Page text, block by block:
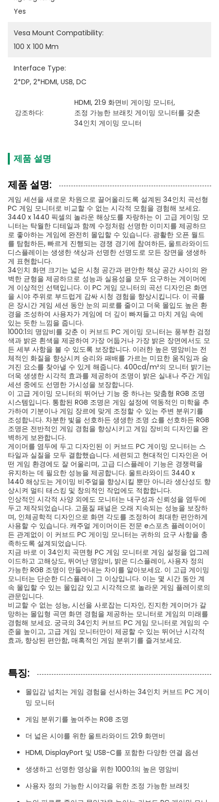
Yes
Vesa Mount Compatibility:
100 X 100 Mm
Interface Type:
2*DP, 2*HDMI, USB, DC
강조하다:
HDMI, 21:9 화면비 게이밍 모니터,
조정 가능한 브래킷 게이밍 모니터를 갖춘
34인치 게이밍 모니터
제품 설명
제품 설명:
게임 세션을 새로운 차원으로 끌어올리도록 설계된 34인치 곡선형
PC 게임 모니터로 비교할 수 없는 시각적 모험을 경험해 보세요.
3440 x 1440 픽셀의 놀라운 해상도를 자랑하는 이 고급 게이밍 모
니터는 탁월한 디테일과 함께 수정처럼 선명한 이미지를 제공하므
로 좋아하는 게임에 완전히 몰입할 수 있습니다. 광활한 오픈 월드
를 탐험하든, 빠르게 진행되는 경쟁 경기에 참여하든, 울트라와이드
디스플레이는 생생한 색상과 선명한 선명도로 모든 장면을 생생하
게 표현합니다.
34인치 화면 크기는 넓은 시청 공간과 편안한 책상 공간 사이의 완
벽한 균형을 제공하므로 성능과 실용성을 모두 요구하는 게이머에
게 이상적인 선택입니다. 이 PC 게임 모니터의 곡선 디자인은 화면
을 시야 주위로 부드럽게 감싸 시청 경험을 향상시킵니다. 이 곡률
은 장시간 게임 세션 동안 눈의 피로를 줄이고 더욱 몰입도 높은 환
경을 조성하여 사용자가 게임에 더 깊이 빠져들고 마치 게임 속에
있는 듯한 느낌을 줍니다.
1000:1의 명암비를 갖춘 이 커브드 PC 게이밍 모니터는 풍부한 검정
색과 밝은 흰색을 제공하여 가장 어둡거나 가장 밝은 장면에서도 모
든 세부 사항을 볼 수 있도록 보장합니다. 이러한 높은 명암비는 전
체적인 화질을 향상시켜 승리와 패배를 가르는 미묘한 움직임과 숨
겨진 요소를 찾아낼 수 있게 해줍니다. 400cd/m²의 모니터 밝기는
더욱 생생한 시각적 효과를 제공하여 조명이 밝은 실내나 주간 게임
세션 중에도 선명한 가시성을 보장합니다.
이 고급 게이밍 모니터의 뛰어난 기능 중 하나는 맞춤형 RGB 조명
시스템입니다. 통합된 RGB 조명은 게임 설정에 역동적인 미학을 추
가하여 기분이나 게임 장르에 맞게 조정할 수 있는 주변 분위기를
조성합니다. 차분한 빛을 선호하든 생생한 조명 쇼를 선호하든 RGB
조명은 전반적인 게임 경험을 향상시키고 게임 장비의 디자인을 완
벽하게 보완합니다.
게이머를 염두에 두고 디자인된 이 커브드 PC 게이밍 모니터는 스
타일과 실질을 모두 결합했습니다. 세련되고 현대적인 디자인은 어
떤 게임 환경에도 잘 어울리며, 고급 디스플레이 기능은 경쟁력을
유지하는 데 필요한 성능을 제공합니다. 울트라와이드 3440 x
1440 해상도는 게이밍 비주얼을 향상시킬 뿐만 아니라 생산성도 향
상시켜 멀티 태스킹 및 창의적인 작업에도 적합합니다.
인상적인 시각적 사양 외에도 모니터는 내구성과 신뢰성을 염두에
두고 제작되었습니다. 고품질 패널은 오래 지속되는 성능을 보장하
며, 인체공학적 디자인으로 화면 각도를 조정하여 최대한 편안하게
사용할 수 있습니다. 캐주얼 게이머이든 전문 e스포츠 플레이어이
든 관계없이 이 커브드 PC 게이밍 모니터는 귀하의 요구 사항을 충
족하도록 설계되었습니다.
지금 바로 이 34인치 곡면형 PC 게임 모니터로 게임 설정을 업그레
이드하고 고해상도, 뛰어난 명암비, 밝은 디스플레이, 사용자 정의
가능한 RGB 조명이 만들어내는 차이를 알아보세요. 이 고급 게이밍
모니터는 단순한 디스플레이 그 이상입니다. 이는 몇 시간 동안 계
속 몰입할 수 있는 몰입감 있고 시각적으로 놀라운 게임 플레이로의
관문입니다.
비교할 수 없는 성능, 시선을 사로잡는 디자인, 진지한 게이머가 갈
망하는 몰입형 곡면 화면 경험을 제공하는 모니터로 게임의 미래를
경험해 보세요. 궁극의 34인치 커브드 PC 게임 모니터로 게임의 수
준을 높이고, 고급 게임 모니터만이 제공할 수 있는 뛰어난 시각적
효과, 향상된 편안함, 매혹적인 게임 분위기를 즐겨보세요.
특징:
몰입감 넘치는 게임 경험을 선사하는 34인치 커브드 PC 게이
밍 모니터
게임 분위기를 높여주는 RGB 조명
더 넓은 시야를 위한 울트라와이드 21:9 화면비
HDMI, DisplayPort 및 USB-C를 포함한 다양한 연결 옵션
생생하고 선명한 영상을 위한 1000:1의 높은 명암비
사용자 정의 가능한 시야각을 위한 조정 가능한 브래킷